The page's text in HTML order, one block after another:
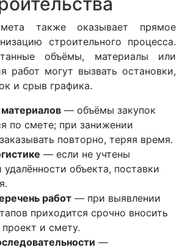
также оказывает прямое
строительного процесса.
объёмы, материалы или
работ могут вызвать остановки,
и срыв графика.
— объёмы закупок
по смете; при занижении
повторно, теряя время.
— если не учтены
удалённости объекта, поставки
работ — при выявлении
приходится срочно вносить
и смету.
—